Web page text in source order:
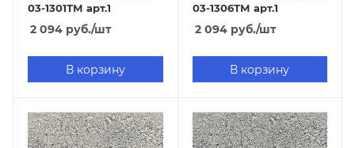
03-1301ТМ арт.1
2 094 руб./шт
В корзину
03-1306ТМ арт.1
2 094руб./шт
В корзину